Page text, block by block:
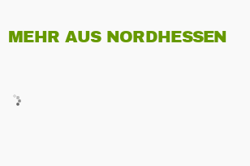
MEHR AUS NORDHESSEN